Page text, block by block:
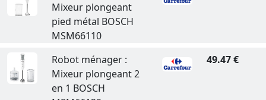
Mixeur plongeant
pied métal BOSCH
MSM66110
Robot ménager :
Mixeur plongeant 2
en 1 BOSCH
49.47 €